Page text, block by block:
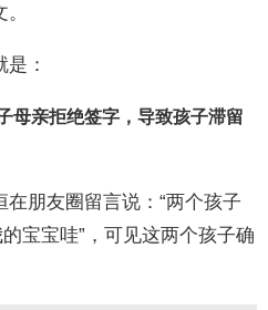
：
母亲拒绝签字，导致孩子滞留
朋友圈留言说：“两个孩子
宝宝哇”，可见这两个孩子确